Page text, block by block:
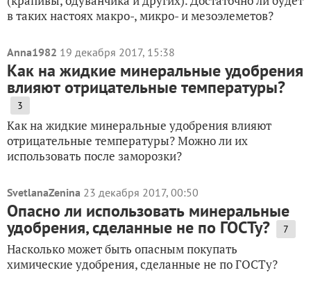
в таких настоях макро-, микро- и мезоэлеметов?
Anna1982 19 декабря 2017, 15:38
Как на жидкие минеральные удобрения
влияют отрицательные температуры?
3
Как на жидкие минеральные удобрения влияют
отрицательные температуры? Можно ли их
использовать после заморозки?
SvetlanaZenina 23 декабря 2017, 00:50
Опасно ли использовать минеральные
удобрения, сделанные не по ГОСТу? 7
Насколько может быть опасным покупать
химические удобрения, сделанные не по ГОСТу?